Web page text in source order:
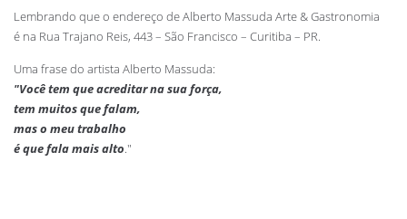
Lembrando que o endereço de Alberto Massuda Arte & Gastronomia
é na Rua Trajano Reis, 443 – São Francisco – Curitiba – PR.
Uma frase do artista Alberto Massuda:
"Você tem que acreditar na sua força,
tem muitos que falam,
mas o meu trabalho
é que fala mais alto."